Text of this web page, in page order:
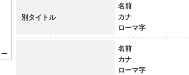
別タイトル
名前
カナ
ローマ字
名前
カナ
ローマ字